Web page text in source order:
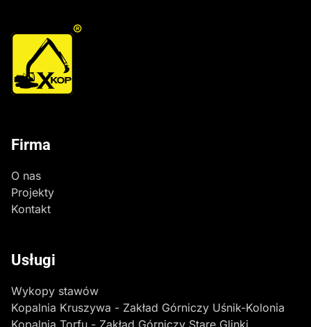
®
Firma
O nas
Projekty
Kontakt
Usługi
Wykopy stawów
Kopalnia Kruszywa - Zakład Górniczy Uśnik-Kolonia
Kopalnia Torfu - Zakład Górniczy Stare Glinki